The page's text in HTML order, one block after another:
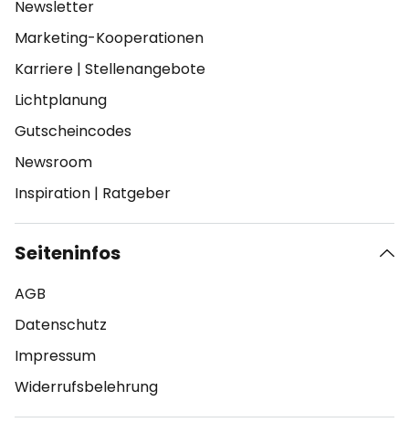
Newsletter
Marketing-Kooperationen
Karriere | Stellenangebote
Lichtplanung
Gutscheincodes
Newsroom
Inspiration | Ratgeber
Seiteninfos
AGB
Datenschutz
Impressum
Widerrufsbelehrung